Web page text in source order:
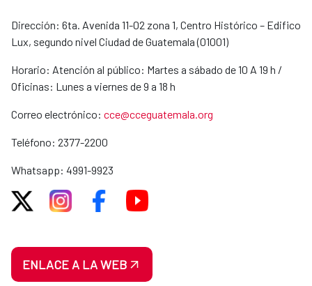
Dirección: 6ta. Avenida 11-02 zona 1, Centro Histórico – Edifico
Lux, segundo nivel Ciudad de Guatemala (01001)
Horario: Atención al público: Martes a sábado de 10 A 19 h /
Oficinas: Lunes a viernes de 9 a 18 h
Correo electrónico: cce@cceguatemala.org
Teléfono: 2377-2200
Whatsapp: 4991-9923
ENLACE A LA WEB